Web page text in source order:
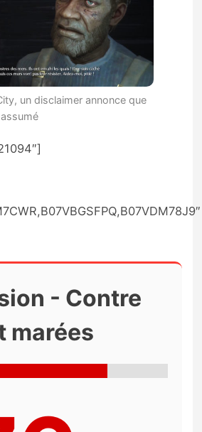
un disclaimer annonce que
- Contre
marées